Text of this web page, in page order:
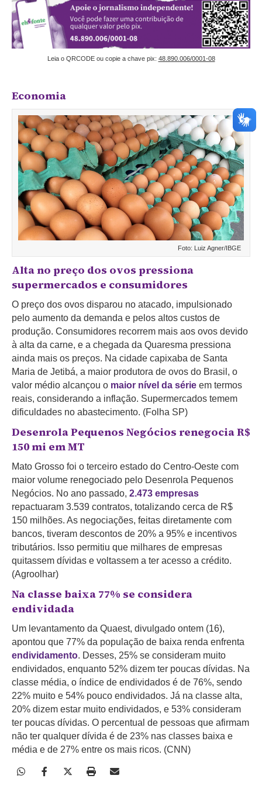
Leia o QRCODE ou copie a chave pix: 48.890.006/0001-08
Economia
Foto: Luiz Agner/IBGE
Alta no preço dos ovos pressiona
supermercados e consumidores
O preço dos ovos disparou no atacado, impulsionado
pelo aumento da demanda e pelos altos custos de
produção. Consumidores recorrem mais aos ovos devido
à alta da carne, e a chegada da Quaresma pressiona
ainda mais os preços. Na cidade capixaba de Santa
Maria de Jetibá, a maior produtora de ovos do Brasil, o
valor médio alcançou o maior nível da série em termos
reais, considerando a inflação. Supermercados temem
dificuldades no abastecimento. (Folha SP)
Desenrola Pequenos Negócios renegocia R$
150 mi em MT
Mato Grosso foi o terceiro estado do Centro-Oeste com
maior volume renegociado pelo Desenrola Pequenos
Negócios. No ano passado, 2.473 empresas
repactuaram 3.539 contratos, totalizando cerca de R$
150 milhões. As negociações, feitas diretamente com
bancos, tiveram descontos de 20% a 95% e incentivos
tributários. Isso permitiu que milhares de empresas
quitassem dívidas e voltassem a ter acesso a crédito.
(Agroolhar)
Na classe baixa 77% se considera
endividada
Um levantamento da Quaest, divulgado ontem (16),
apontou que 77% da população de baixa renda enfrenta
endividamento. Desses, 25% se consideram muito
endividados, enquanto 52% dizem ter poucas dívidas. Na
classe média, o índice de endividados é de 76%, sendo
22% muito e 54% pouco endividados. Já na classe alta,
20% dizem estar muito endividados, e 53% consideram
ter poucas dívidas. O percentual de pessoas que afirmam
não ter qualquer dívida é de 23% nas classes baixa e
média e de 27% entre os mais ricos. (CNN)